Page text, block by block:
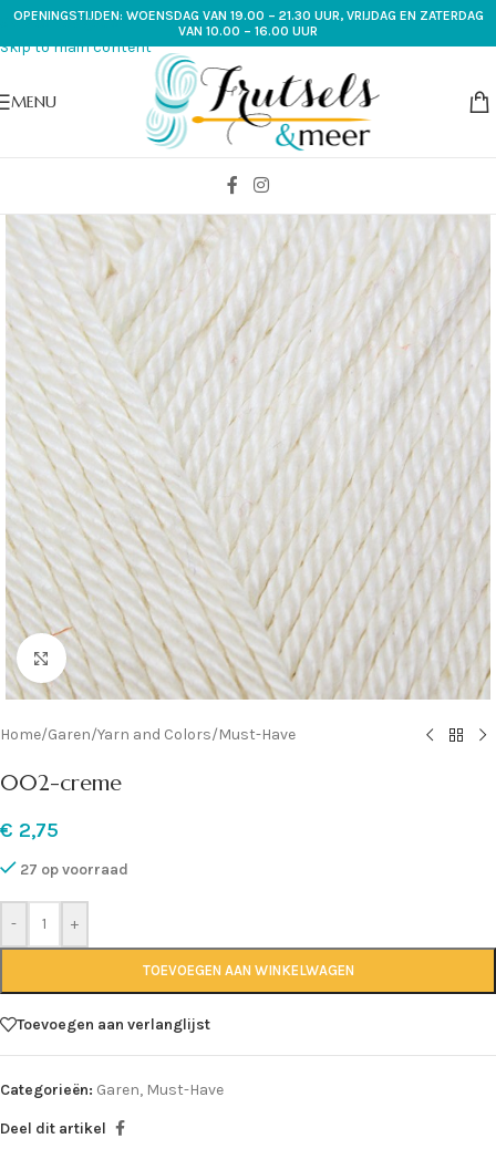
Skip to navigation
Skip to main content
OPENINGSTIJDEN: WOENSDAG VAN 19.00 – 21.30 UUR, VRIJDAG EN ZATERDAG
VAN 10.00 – 16.00 UUR
MENU
Klik om te vergroten
Home/Garen/Yarn and Colors/Must-Have
002-creme
€ 2,75
27 op voorraad
- +
TOEVOEGEN AAN WINKELWAGEN
Toevoegen aan verlanglijst
Categorieën: Garen, Must-Have
Deel dit artikel